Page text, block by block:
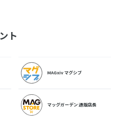
ト
MAGxiv マグシブ
マッグガーデン 通販店長